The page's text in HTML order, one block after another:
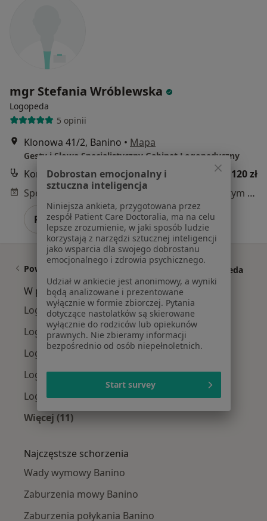
mgr Stefania Wróblewska
Logopeda
5 opinii
Klonowa 41/2, Banino • Mapa
Gesty i Słowa Specjalistyczny Gabinet Logopedyczny
Konsultacja logopedyczna
od 120 zł
Specjalista nie oferuje umawiania online pod tym adresem.
Poproś o wizytę
Powiązane wyszukiwania Oferty pracy - Logopeda
W pobliżu Banina
Logopedzi w Gdańsku
Logopedzi w Gdyni
Logopedzi w Rumi
Logopedzi w Pruszczu Gdańskim
Logopedzi w Tczewie
Więcej (11)
Najczęstsze schorzenia
Wady wymowy Banino
Zaburzenia mowy Banino
Zaburzenia połykania Banino
Dobrostan emocjonalny i
sztuczna inteligencja
Niniejsza ankieta, przygotowana przez
zespół Patient Care Doctoralia, ma na celu
lepsze zrozumienie, w jaki sposób ludzie
korzystają z narzędzi sztucznej inteligencji
jako wsparcia dla swojego dobrostanu
emocjonalnego i zdrowia psychicznego.
Udział w ankiecie jest anonimowy, a wyniki
będą analizowane i prezentowane
wyłącznie w formie zbiorczej. Pytania
dotyczące nastolatków są skierowane
wyłącznie do rodziców lub opiekunów
prawnych. Nie zbieramy informacji
bezpośrednio od osób niepełnoletnich.
Start survey